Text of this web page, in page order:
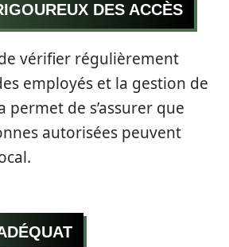
DES ACCÈS
vérifier régulièrement
employés et la gestion de
permet de s’assurer que
autorisées peuvent